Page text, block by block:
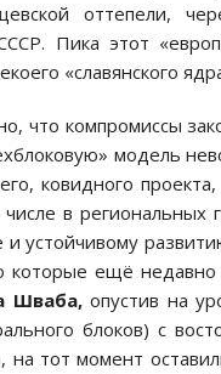
оттепели,
Пика этот
«славянского
что компромиссы
модель
ковидного
в региональных
которые ещё
Шваба,опустив на
блоков) с
тот момент